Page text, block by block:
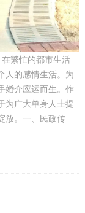
繁忙的都市生活
人的感情生活。为
婚介应运而生。作
为广大单身人士提
放。一、民政传